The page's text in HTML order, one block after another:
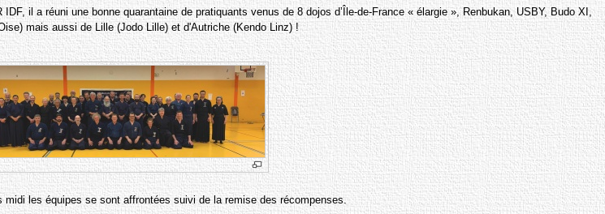
il a réuni une bonne quarantaine de pratiquants venus de 8 dojos d’Île-de-France « élargie », Renbukan, USBY, Budo XI,
mais aussi de Lille (Jodo Lille) et d'Autriche (Kendo Linz) !
les équipes se sont affrontées suivi de la remise des récompenses.